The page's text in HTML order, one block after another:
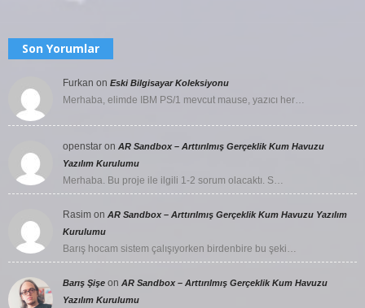
Son Yorumlar
Furkan on Eski Bilgisayar Koleksiyonu
Merhaba, elimde IBM PS/1 mevcut mause, yazıcı her…
openstar on AR Sandbox – Arttırılmış Gerçeklik Kum Havuzu
Yazılım Kurulumu
Merhaba. Bu proje ile ilgili 1-2 sorum olacaktı. S…
Rasim on AR Sandbox – Arttırılmış Gerçeklik Kum Havuzu Yazılım
Kurulumu
Barış hocam sistem çalışıyorken birdenbire bu şeki…
Barış Şişe on AR Sandbox – Arttırılmış Gerçeklik Kum Havuzu
Yazılım Kurulumu